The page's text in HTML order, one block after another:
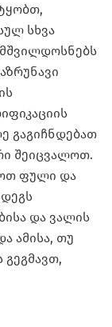
სხვა
გაგიჩნდებათ
შეიცვალოთ.
ფული და
და ვალის
ამისა, თუ
გეგმავთ,